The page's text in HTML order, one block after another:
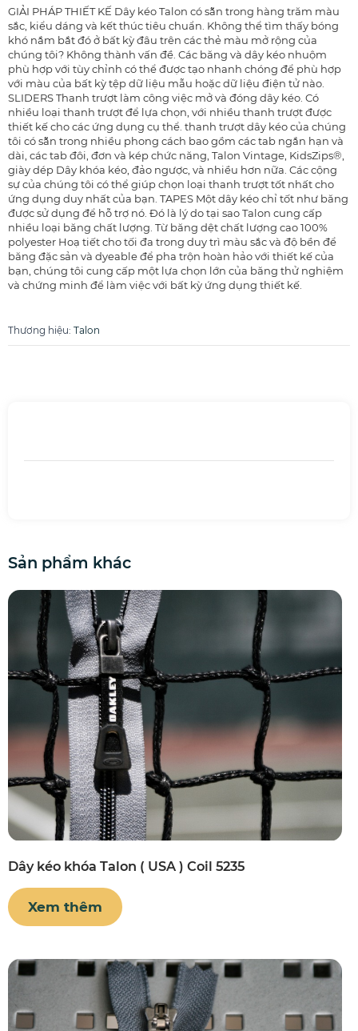
GIẢI PHÁP THIẾT KẾ Dây kéo Talon có sẵn trong hàng trăm màu
sắc, kiểu dáng và kết thúc tiêu chuẩn. Không thể tìm thấy bóng
khó nắm bắt đó ở bất kỳ đâu trên các thẻ màu mở rộng của
chúng tôi? Không thành vấn đề. Các băng và dây kéo nhuộm
phù hợp với tùy chỉnh có thể được tạo nhanh chóng để phù hợp
với màu của bất kỳ tệp dữ liệu mẫu hoặc dữ liệu điện tử nào.
SLIDERS Thanh trượt làm công việc mở và đóng dây kéo. Có
nhiều loại thanh trượt để lựa chọn, với nhiều thanh trượt được
thiết kế cho các ứng dụng cụ thể. thanh trượt dây kéo của chúng
tôi có sẵn trong nhiều phong cách bao gồm các tab ngắn hạn và
dài, các tab đôi, đơn và kép chức năng, Talon Vintage, KidsZips®,
giày dép Dây khóa kéo, đảo ngược, và nhiều hơn nữa. Các cộng
sự của chúng tôi có thể giúp chọn loại thanh trượt tốt nhất cho
ứng dụng duy nhất của bạn. TAPES Một dây kéo chỉ tốt như băng
được sử dụng để hỗ trợ nó. Đó là lý do tại sao Talon cung cấp
nhiều loại băng chất lượng. Từ băng dệt chất lượng cao 100%
polyester Hoạ tiết cho tối đa trong duy trì màu sắc và độ bền để
băng đặc sản và dyeable để pha trộn hoàn hảo với thiết kế của
bạn, chúng tôi cung cấp một lựa chọn lớn của băng thử nghiệm
và chứng minh để làm việc với bất kỳ ứng dụng thiết kế.
Thương hiệu: Talon
Sản phẩm khác
Dây kéo khóa Talon ( USA ) Coil 5235
Xem thêm